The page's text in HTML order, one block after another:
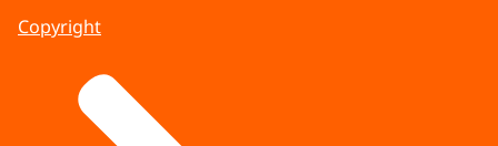
Copyright